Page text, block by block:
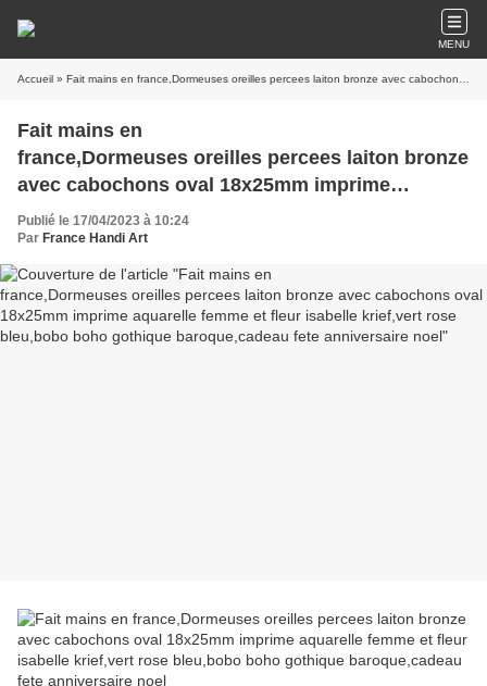
MENU
Accueil » Fait mains en france,Dormeuses oreilles percees laiton bronze avec cabochons oval 18x25mm imprime aquarelle femme et fleur isabelle krief,vert rose bleu,bobo boho gothique baroque,cadeau fete anniversaire noel
Fait mains en
france,Dormeuses oreilles percees laiton bronze
avec cabochons oval 18x25mm imprime
aquarelle femme et fleur isabelle krief,vert rose
bleu,bobo boho gothique baroque,cadeau fete
anniversaire noel
Publié le 17/04/2023 à 10:24
Par France Handi Art